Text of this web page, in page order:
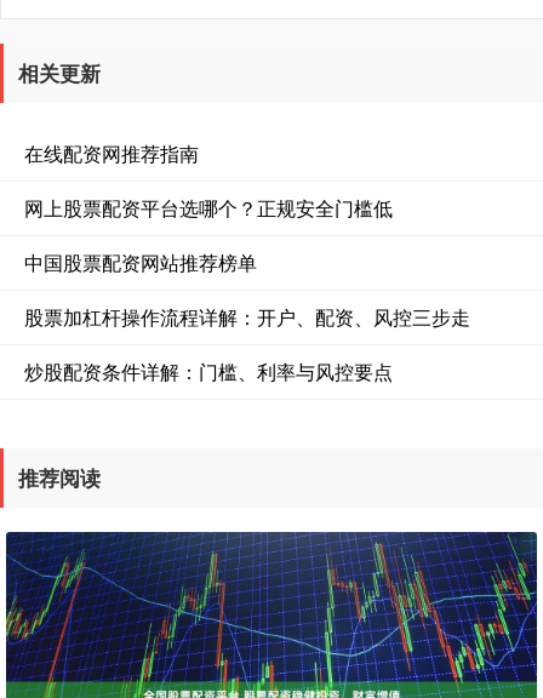
相关更新
在线配资网推荐指南
网上股票配资平台选哪个？正规安全门槛低
中国股票配资网站推荐榜单
股票加杠杆操作流程详解：开户、配资、风控三步走
炒股配资条件详解：门槛、利率与风控要点
推荐阅读